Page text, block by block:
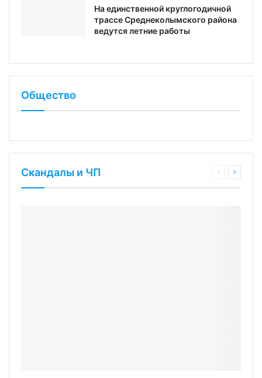
На единственной круглогодичной
трассе Среднеколымского района
ведутся летние работы
Общество
Скандалы и ЧП